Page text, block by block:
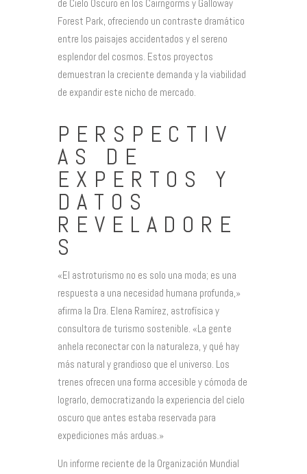
de Cielo Oscuro en los Cairngorms y Galloway
Forest Park, ofreciendo un contraste dramático
entre los paisajes accidentados y el sereno
esplendor del cosmos. Estos proyectos
demuestran la creciente demanda y la viabilidad
de expandir este nicho de mercado.
PERSPECTIV
AS DE
EXPERTOS Y
DATOS
REVELADORE
S
«El astroturismo no es solo una moda; es una
respuesta a una necesidad humana profunda,»
afirma la Dra. Elena Ramírez, astrofísica y
consultora de turismo sostenible. «La gente
anhela reconectar con la naturaleza, y qué hay
más natural y grandioso que el universo. Los
trenes ofrecen una forma accesible y cómoda de
lograrlo, democratizando la experiencia del cielo
oscuro que antes estaba reservada para
expediciones más arduas.»
Un informe reciente de la Organización Mundial